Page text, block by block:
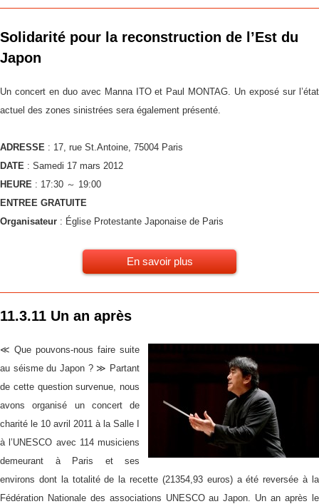
Solidarité pour la reconstruction de l’Est du
Japon
Un concert en duo avec Manna ITO et Paul MONTAG. Un exposé sur l’état
actuel des zones sinistrées sera également présenté.
ADRESSE : 17, rue St.Antoine, 75004 Paris
DATE : Samedi 17 mars 2012
HEURE : 17:30 ～ 19:00
ENTREE GRATUITE
Organisateur : Église Protestante Japonaise de Paris
En savoir plus
11.3.11 Un an après
≪ Que pouvons-nous faire suite
au séisme du Japon ? ≫ Partant
de cette question survenue, nous
avons organisé un concert de
charité le 10 avril 2011 à la Salle I
à l’UNESCO avec 114 musiciens
demeurant à Paris et ses
environs dont la totalité de la recette (21354,93 euros) a été reversée à la
Fédération Nationale des associations UNESCO au Japon. Un an après le